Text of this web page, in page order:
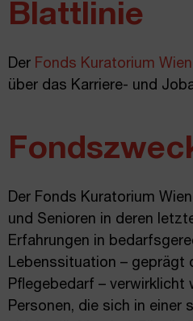
Blattlinie
Der Fonds Kuratorium
über das Karriere- und
Der Fonds Kuratorium
und Senioren in deren
Erfahrungen in
Lebenssituation – geprägt
Pflegebedarf –
Personen, die sich in einer